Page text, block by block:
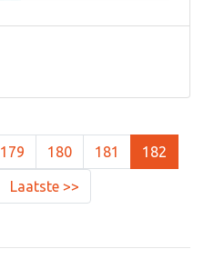
179 180 181 182
Laatste >>